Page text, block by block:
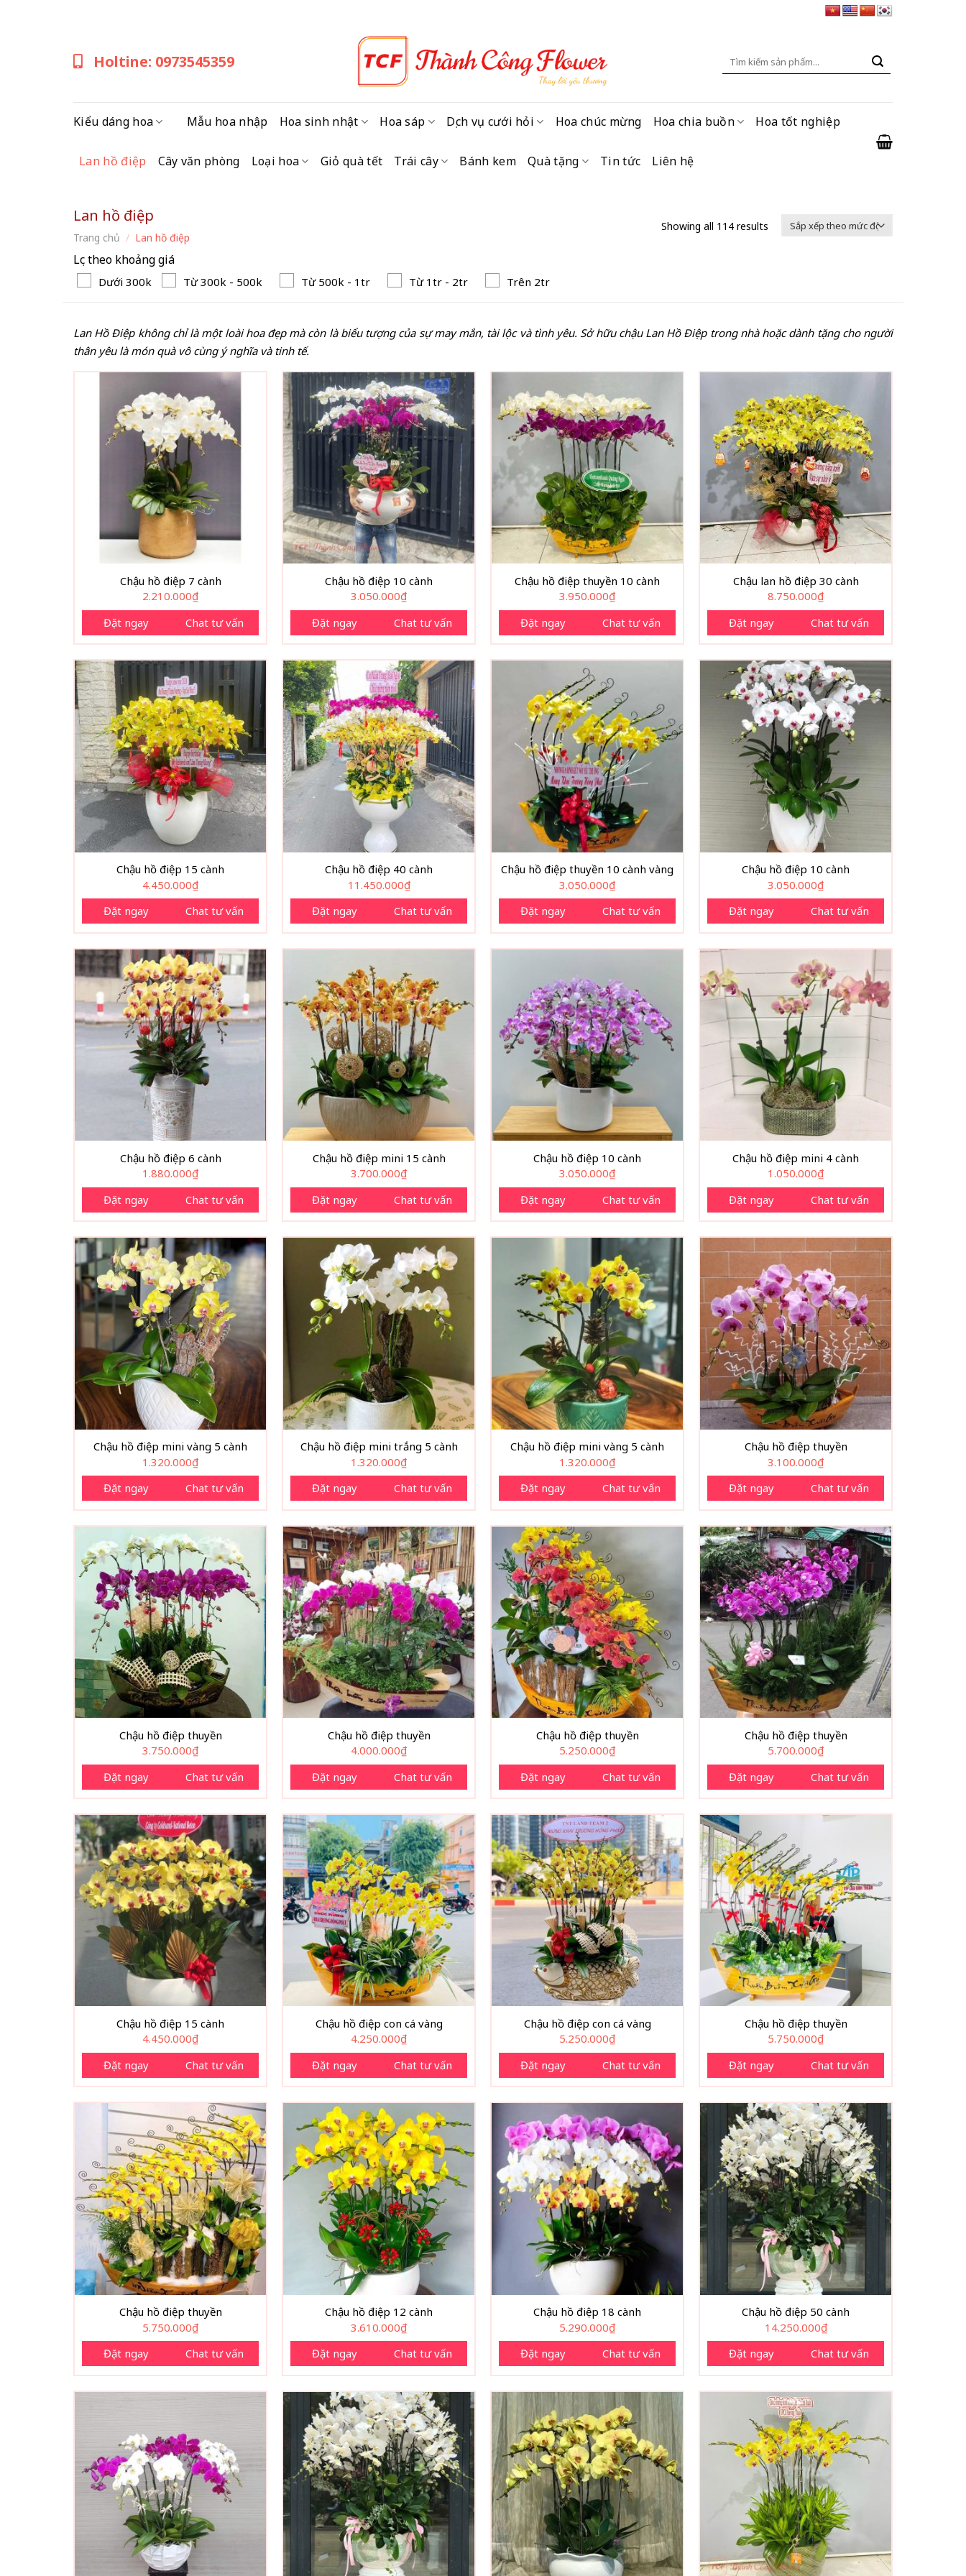
Holtine: 0973545359
Tìm
Kiểu dáng hoa Mẫu hoa nhập Hoa sinh nhật Hoa sáp Dịch vụ cưới hỏi Hoa chúc mừng Hoa chia buồn Hoa tốt nghiệp
Lan hồ điệp Cây văn phòng Loại hoa Giỏ quà tết Trái cây Bánh kem Quà tặng Tin tức Liên hệ
Lan hồ điệp
Trang chủ / Lan hồ điệp
Showing all 114 results
Lọc theo khoảng giá
Dưới 300k Từ 300k - 500k Từ 500k - 1tr Từ 1tr - 2tr Trên 2tr
Lan Hồ Điệp không chỉ là một loài hoa đẹp mà còn là biểu tượng của sự may mắn, tài lộc và tình yêu. Sở hữu chậu Lan Hồ Điệp trong nhà hoặc dành tặng cho người
thân yêu là món quà vô cùng ý nghĩa và tinh tế.
Chậu hồ điệp 7 cành
2.210.000₫
Đặt ngay
Chat tư vấn
Chậu hồ điệp 10 cành
3.050.000₫
Đặt ngay
Chat tư vấn
Chậu hồ điệp thuyền 10 cành
3.950.000₫
Đặt ngay
Chat tư vấn
Chậu lan hồ điệp 30 cành
8.750.000₫
Đặt ngay
Chat tư vấn
Chậu hồ điệp 15 cành
4.450.000₫
Đặt ngay
Chat tư vấn
Chậu hồ điệp 40 cành
11.450.000₫
Đặt ngay
Chat tư vấn
Chậu hồ điệp thuyền 10 cành vàng
3.050.000₫
Đặt ngay
Chat tư vấn
Chậu hồ điệp 10 cành
3.050.000₫
Đặt ngay
Chat tư vấn
Chậu hồ điệp 6 cành
1.880.000₫
Đặt ngay
Chat tư vấn
Chậu hồ điệp mini 15 cành
3.700.000₫
Đặt ngay
Chat tư vấn
Chậu hồ điệp 10 cành
3.050.000₫
Đặt ngay
Chat tư vấn
Chậu hồ điệp mini 4 cành
1.050.000₫
Đặt ngay
Chat tư vấn
Chậu hồ điệp mini vàng 5 cành
1.320.000₫
Đặt ngay
Chat tư vấn
Chậu hồ điệp mini trắng 5 cành
1.320.000₫
Đặt ngay
Chat tư vấn
Chậu hồ điệp mini vàng 5 cành
1.320.000₫
Đặt ngay
Chat tư vấn
Chậu hồ điệp thuyền
3.100.000₫
Đặt ngay
Chat tư vấn
Chậu hồ điệp thuyền
3.750.000₫
Đặt ngay
Chat tư vấn
Chậu hồ điệp thuyền
4.000.000₫
Đặt ngay
Chat tư vấn
Chậu hồ điệp thuyền
5.250.000₫
Đặt ngay
Chat tư vấn
Chậu hồ điệp thuyền
5.700.000₫
Đặt ngay
Chat tư vấn
Chậu hồ điệp 15 cành
4.450.000₫
Đặt ngay
Chat tư vấn
Chậu hồ điệp con cá vàng
4.250.000₫
Đặt ngay
Chat tư vấn
Chậu hồ điệp con cá vàng
5.250.000₫
Đặt ngay
Chat tư vấn
Chậu hồ điệp thuyền
5.750.000₫
Đặt ngay
Chat tư vấn
Chậu hồ điệp thuyền
5.750.000₫
Đặt ngay
Chat tư vấn
Chậu hồ điệp 12 cành
3.610.000₫
Đặt ngay
Chat tư vấn
Chậu hồ điệp 18 cành
5.290.000₫
Đặt ngay
Chat tư vấn
Chậu hồ điệp 50 cành
14.250.000₫
Đặt ngay
Chat tư vấn